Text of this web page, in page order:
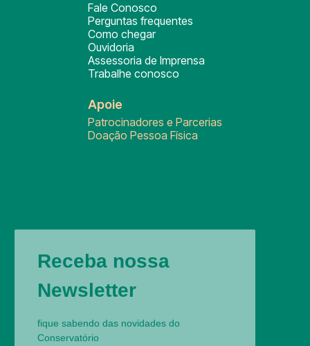
Fale Conosco
Perguntas frequentes
Como chegar
Ouvidoria
Assessoria de Imprensa
Trabalhe conosco
Apoie
Patrocinadores e Parcerias
Doação Pessoa Física